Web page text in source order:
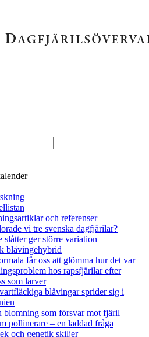
och referenser
vi tre svenska dagfjärilar?
slåtter ger större variation
blåvingehybrid
får oss att glömma hur det var
hos rapsfjärilar efter
som larver
blåvingar sprider sig i
blomning som försvar mot fjäril
pollinerare – en laddad fråga
och genetik skiljer